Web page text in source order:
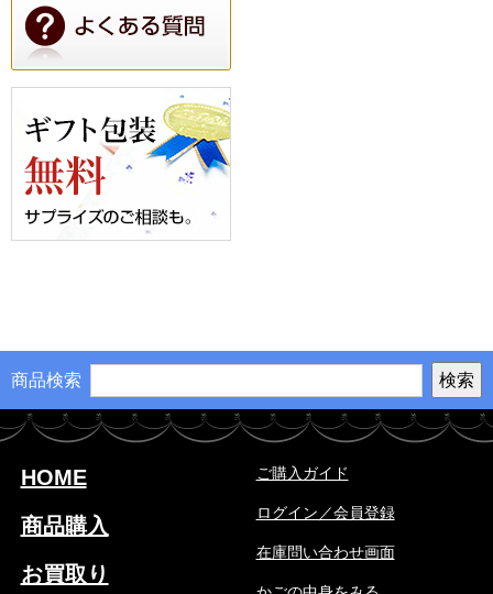
商品検索
HOME
商品購入
お買取り
ご購入ガイド
ログイン／会員登録
在庫問い合わせ画面